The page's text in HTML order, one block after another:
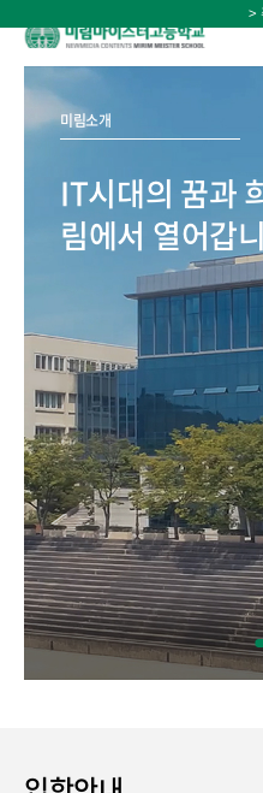
>
미림소개
IT시대의 꿈과
림에서 열어갑